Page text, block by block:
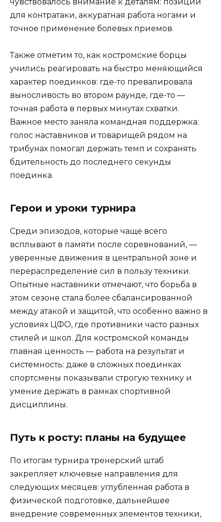
для контратаки, аккуратная работа ногами и
точное применение болевых приемов.
Также отметим то, как костромские борцы
учились реагировать на быстро меняющийся
характер поединков: где-то превалировала
выносливость во втором раунде, где-то —
точная работа в первых минутах схватки.
Важное место заняла командная поддержка:
голос наставников и товарищей рядом на
трибунах помогал держать темп и сохранять
бдительность до последнего секунды
поединка.
Герои и уроки турнира
Среди эпизодов, которые чаще всего
всплывают в памяти после соревнований, —
уверенные движения в центральной зоне и
перераспределение сил в пользу техники.
Опытные наставники отмечают, что борьба в
этом сезоне стала более сбалансированной
между атакой и защитой, что особенно важно в
условиях ЦФО, где противники часто разных
стилей и школ. Для костромской команды
главная ценность — работа на результат и
системность: даже в сложных поединках
спортсмены показывали строгую технику и
умение держать в рамках спортивной
дисциплины.
Путь к росту: планы на будущее
По итогам турнира тренерский штаб
закрепляет ключевые направления для
следующих месяцев: углубленная работа в
физической подготовке, дальнейшее
внедрение современных элементов техники,